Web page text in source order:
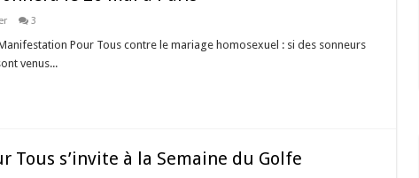
3
Pour Tous contre le mariage homosexuel : si des sonneurs
venus...
Tous s’invite à la Semaine du Golfe